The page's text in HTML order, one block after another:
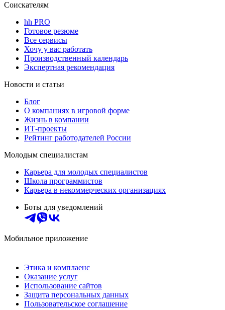
Соискателям
hh PRO
Готовое резюме
Все сервисы
Хочу у вас работать
Производственный календарь
Экспертная рекомендация
Новости и статьи
Блог
О компаниях в игровой форме
Жизнь в компании
ИТ-проекты
Рейтинг работодателей России
Молодым специалистам
Карьера для молодых специалистов
Школа программистов
Карьера в некоммерческих организациях
Боты для уведомлений
Мобильное приложение
Этика и комплаенс
Оказание услуг
Использование сайтов
Защита персональных данных
Пользовательское соглашение